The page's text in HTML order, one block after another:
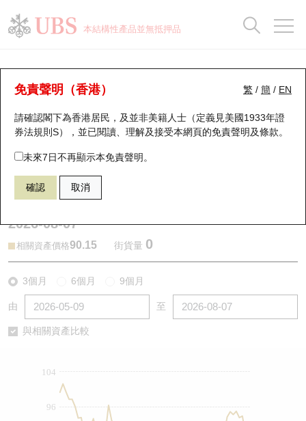
本結構性產品並無抵押品
繁 / 簡 / EN
免責聲明（香港）
請確認閣下為香港居民，及並非美籍人士（定義見美國1933年證
券法規則S），並已閱讀、理解及接受本網頁的免責聲明及條款。
未來7日不再顯示本免責聲明。
確認 取消
牛熊證分析儀
表現 街貨統計 比較
59405 瑞銀熊證 1211 比亞迪股份
2026-08-07
相關資產價格90.15 街貨量 0
3個月 6個月 9個月
由 至
與相關資產比較
96
104
瑞銀認股證一覽
新發行瑞銀認股證
即將到期認股證
認股證到期結算價查詢
認股證分析儀
認股證/牛熊證日誌
認股證文件及公告 (瑞信)
街貨統計
比較
牛熊全景快搜
牛熊證搜尋
牛熊證街貨分佈圖
正股牛熊證列表
新發行瑞銀牛熊證
牛熊證到期結算價查詢
牛熊證速算機
街貨統計
比較
十大升幅/跌幅
十大認股證成交分佈
十天股證佔大市成交
資金流
街貨統計
正股分析儀
二十大活躍股份
恒指成份股
國指成份股
科指成份股
中資ETFs溢價比較
即市板塊表現
持股比重
顯示所有持股比重
每月輪證大市專題
輪證專欄
講座及教育短片
認股證投資者教育
牛熊證投資者教育